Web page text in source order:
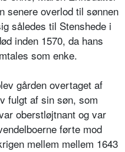
senere overlod til sønnen
således til Stenshede i
inden 1570, da hans
som enke.
gården overtaget af
fulgt af sin søn, som
oberstløjtnant og var
førte mod
mellem mellem 1643